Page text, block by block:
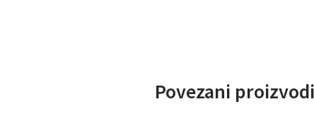
Povezani proizvodi